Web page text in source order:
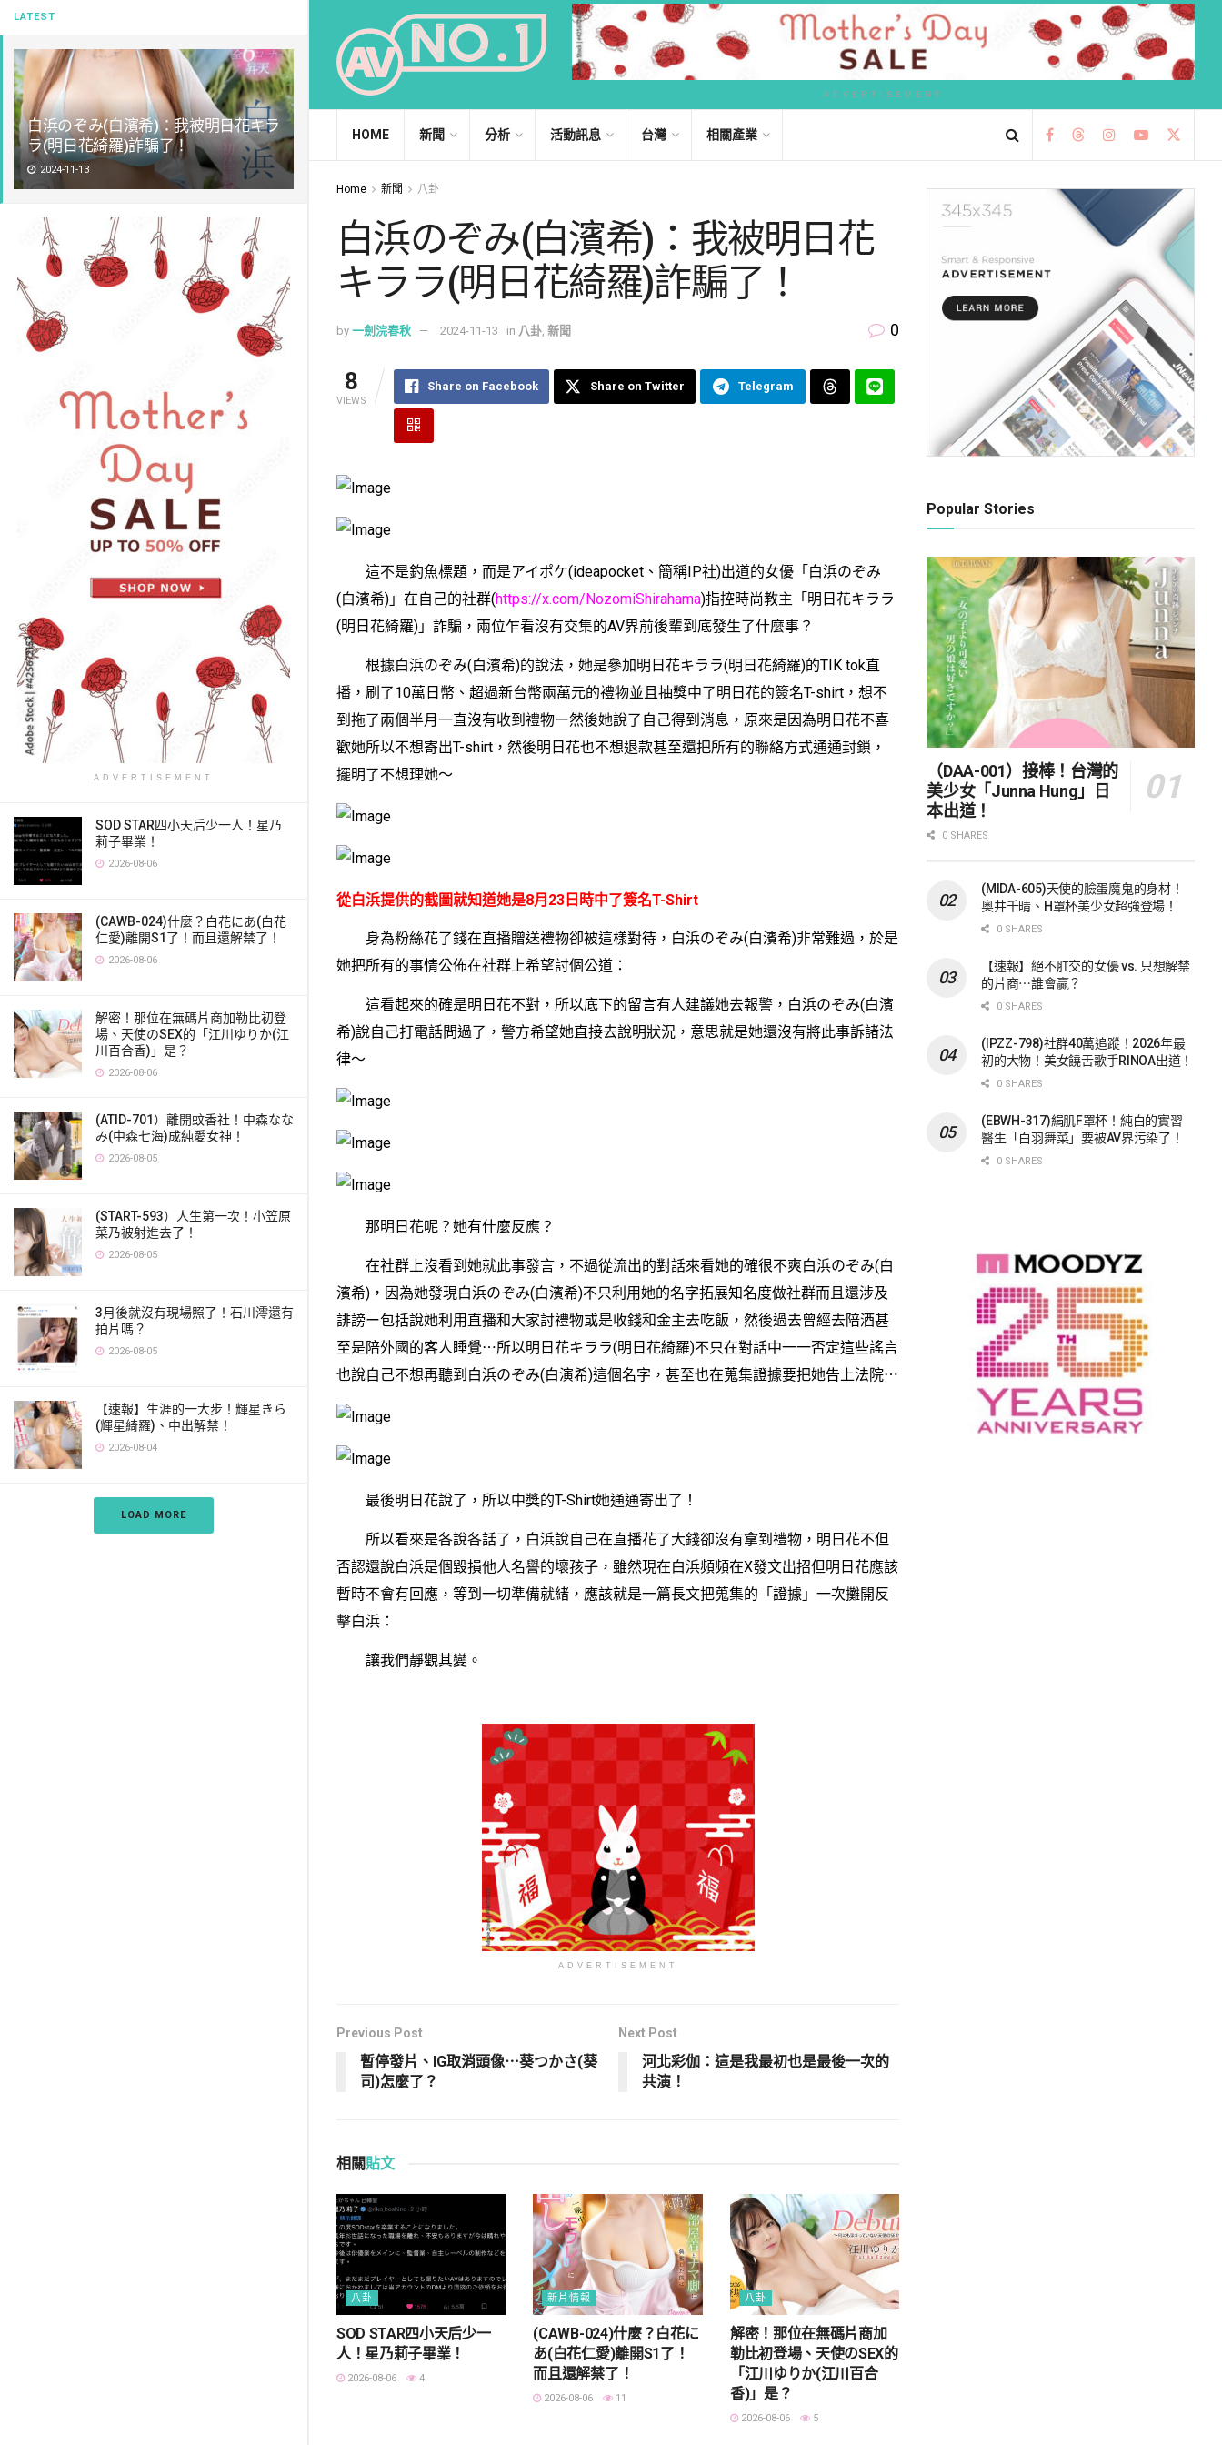
LATEST
白浜のぞみ(白濱希)：我被明日花キラ
ラ(明日花綺羅)詐騙了！
2024-11-13
ADVERTISEMENT
SOD STAR四小天后少一人！星乃
莉子畢業！
2026-08-06
(CAWB-024)什麼？白花にあ(白花
仁愛)離開S1了！而且還解禁了！
2026-08-06
解密！那位在無碼片商加勒比初登
場、天使のSEX的「江川ゆりか(江
川百合香)」是？
2026-08-06
(ATID-701）離開蚊香社！中森なな
み(中森七海)成純愛女神！
2026-08-05
(START-593）人生第一次！小笠原
菜乃被射進去了！
2026-08-05
3月後就沒有現場照了！石川澪還有
拍片嗎？
2026-08-05
【速報】生涯的一大步！輝星きら
(輝星綺羅)、中出解禁！
2026-08-04
LOAD MORE
ADVERTISEMENT
HOME 新聞 分析 活動訊息 台灣 相關產業
Home 新聞 八卦
白浜のぞみ(白濱希)：我被明日花
キララ(明日花綺羅)詐騙了！
by 一劍浣春秋 2024-11-13 in 八卦 新聞 0
8
VIEWS
Share on Facebook Share on Twitter Telegram
這不是釣魚標題，而是アイポケ(ideapocket、簡稱IP社)出道的女優「白浜のぞみ
(白濱希)」在自己的社群(https://x.com/NozomiShirahama)指控時尚教主「明日花キララ
(明日花綺羅)」詐騙，兩位乍看沒有交集的AV界前後輩到底發生了什麼事？
根據白浜のぞみ(白濱希)的說法，她是參加明日花キララ(明日花綺羅)的TIK tok直
播，刷了10萬日幣、超過新台幣兩萬元的禮物並且抽獎中了明日花的簽名T-shirt，想不
到拖了兩個半月一直沒有收到禮物ー然後她說了自己得到消息，原來是因為明日花不喜
歡她所以不想寄出T-shirt，然後明日花也不想退款甚至還把所有的聯絡方式通通封鎖，
擺明了不想理她〜
從白浜提供的截圖就知道她是8月23日時中了簽名T-Shirt
身為粉絲花了錢在直播贈送禮物卻被這樣對待，白浜のぞみ(白濱希)非常難過，於是
她把所有的事情公佈在社群上希望討個公道：
這看起來的確是明日花不對，所以底下的留言有人建議她去報警，白浜のぞみ(白濱
希)說自己打電話問過了，警方希望她直接去說明狀況，意思就是她還沒有將此事訴諸法
律〜
那明日花呢？她有什麼反應？
在社群上沒看到她就此事發言，不過從流出的對話來看她的確很不爽白浜のぞみ(白
濱希)，因為她發現白浜のぞみ(白濱希)不只利用她的名字拓展知名度做社群而且還涉及
誹謗ー包括說她利用直播和大家討禮物或是收錢和金主去吃飯，然後過去曾經去陪酒甚
至是陪外國的客人睡覺⋯所以明日花キララ(明日花綺羅)不只在對話中一一否定這些謠言
也說自己不想再聽到白浜のぞみ(白演希)這個名字，甚至也在蒐集證據要把她告上法院⋯
最後明日花說了，所以中獎的T-Shirt她通通寄出了！
所以看來是各說各話了，白浜說自己在直播花了大錢卻沒有拿到禮物，明日花不但
否認還說白浜是個毀損他人名譽的壞孩子，雖然現在白浜頻頻在X發文出招但明日花應該
暫時不會有回應，等到一切準備就緒，應該就是一篇長文把蒐集的「證據」一次攤開反
擊白浜：
讓我們靜觀其變。
ADVERTISEMENT
Previous Post
暫停發片、IG取消頭像⋯葵つかさ(葵
司)怎麼了？
Next Post
河北彩伽：這是我最初也是最後一次的
共演！
相關貼文
八卦
SOD STAR四小天后少一
人！星乃莉子畢業！
2026-08-06 4
新片情報
(CAWB-024)什麼？白花に
あ(白花仁愛)離開S1了！
而且還解禁了！
2026-08-06 11
八卦
解密！那位在無碼片商加
勒比初登場、天使のSEX的
「江川ゆりか(江川百合
香)」是？
2026-08-06 5
Popular Stories
（DAA-001）接棒！台灣的
美少女「Junna Hung」日
本出道！
0 SHARES
(MIDA-605)天使的臉蛋魔鬼的身材！
奥井千晴、H罩杯美少女超強登場！
0 SHARES
【速報】絕不肛交的女優 vs. 只想解禁
的片商⋯誰會贏？
0 SHARES
(IPZZ-798)社群40萬追蹤！2026年最
初的大物！美女饒舌歌手RINOA出道！
0 SHARES
(EBWH-317)絹肌F罩杯！純白的實習
醫生「白羽舞菜」要被AV界污染了！
0 SHARES